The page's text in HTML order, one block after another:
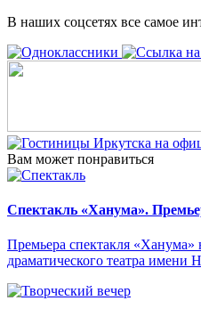
В наших соцсетях все самое
Вам может понравиться
Спектакль «Ханума».
Премьера спектакля «Ханума»
драматического театра имени